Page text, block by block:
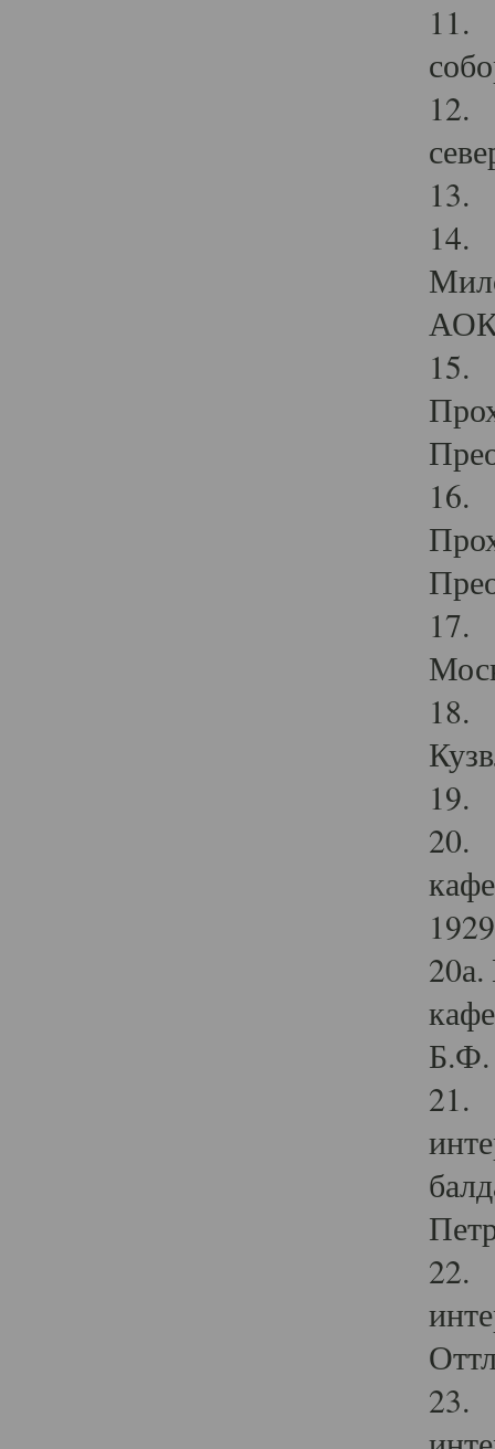
11.
12.
13.
14.
15.
16.
17.
18.
19.
20.
Б.Ф.
21.
22.
23.